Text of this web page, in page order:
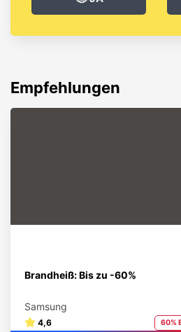
Empfehlungen
Brandheiß: Bis zu -60%
Samsung
4,6 60%